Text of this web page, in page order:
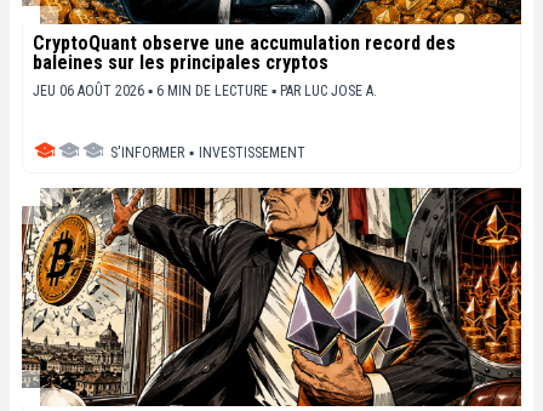
CryptoQuant observe une accumulation record des
baleines sur les principales cryptos
JEU 06 AOÛT 2026 ▪ 6 MIN DE LECTURE ▪ PAR LUC JOSE A.
S'INFORMER ▪ INVESTISSEMENT